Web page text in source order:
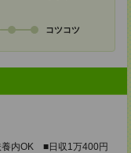
コツコツ
内OK ■日収1万400円